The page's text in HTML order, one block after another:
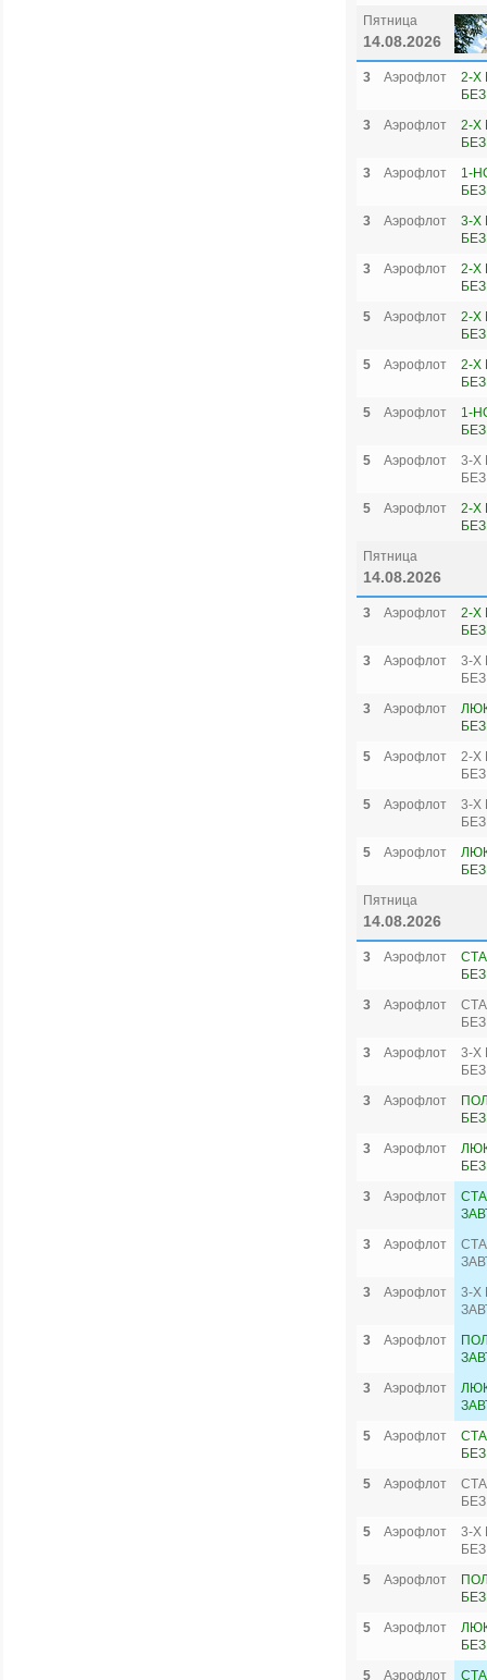
Пятница
14.08.2026
3 Аэрофлот
2-Х
3
Аэрофлот
2-Х
3
Аэрофлот
1-
3
Аэрофлот
3-Х
3
Аэрофлот
2-Х
5
Аэрофлот
2-Х
5
Аэрофлот
2-Х
5
Аэрофлот
1-
5
Аэрофлот
3-Х
5
Аэрофлот
2-Х
Пятница
14.08.2026
3 Аэрофлот
2-Х
3
Аэрофлот
3-Х
3
Аэрофлот
5
Аэрофлот
2-Х
5
Аэрофлот
3-Х
5
Аэрофлот
Пятница
14.08.2026
3 Аэрофлот
3
Аэрофлот
3
Аэрофлот
3-Х
3
Аэрофлот
3
Аэрофлот
3
Аэрофлот
3
Аэрофлот
3
Аэрофлот
3-Х
3
Аэрофлот
3
Аэрофлот
5
Аэрофлот
5
Аэрофлот
5
Аэрофлот
3-Х
5
Аэрофлот
5
Аэрофлот
5
Аэрофлот